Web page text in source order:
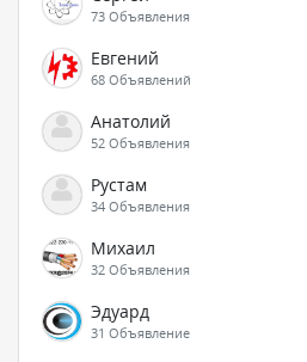
73 Объявления
Евгений
68 Объявлений
Анатолий
52 Объявления
Рустам
34 Объявления
Михаил
32 Объявления
Эдуард
31 Объявление